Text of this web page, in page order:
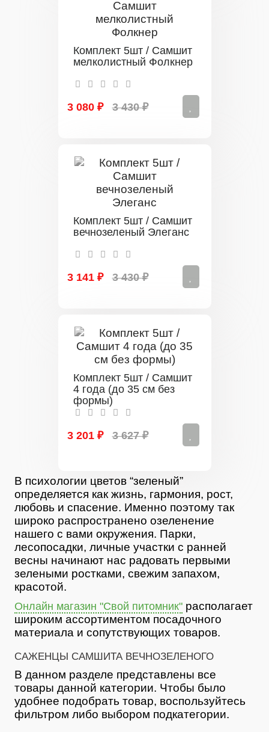
Комплект 5шт / Самшит
мелколистный Фолкнер
3 080 ₽ 3 430 ₽
Комплект 5шт / Самшит
вечнозеленый Элеганс
3 141 ₽ 3 430 ₽
Комплект 5шт / Самшит
4 года (до 35 см без
формы)
3 201 ₽ 3 627 ₽
В психологии цветов “зеленый”
определяется как жизнь, гармония, рост,
любовь и спасение. Именно поэтому так
широко распространено озеленение
нашего с вами окружения. Парки,
лесопосадки, личные участки с ранней
весны начинают нас радовать первыми
зелеными ростками, свежим запахом,
красотой.
Онлайн магазин "Свой питомник" располагает
широким ассортиментом посадочного
материала и сопутствующих товаров.
САЖЕНЦЫ САМШИТА ВЕЧНОЗЕЛЕНОГО
В данном разделе представлены все
товары данной категории. Чтобы было
удобнее подобрать товар, воспользуйтесь
фильтром либо выбором подкатегории.